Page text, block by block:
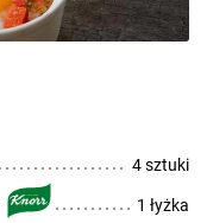
4 sztuki
1 łyżka